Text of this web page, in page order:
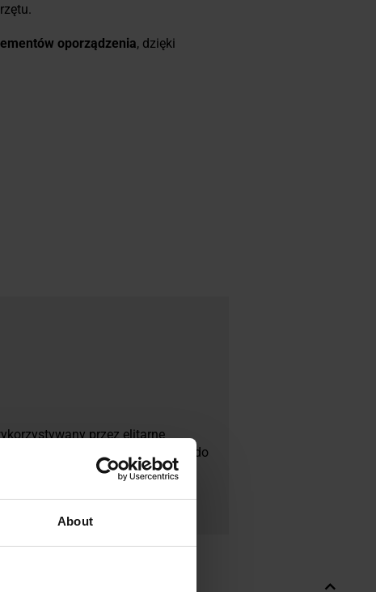
About
oporządzenia, dzięki
przez elitarne
z innowacyjnym podejściem do
się warunków pola
dbałością o detale oraz